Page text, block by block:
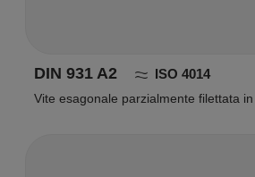
DIN 931 A2 ISO 4014
Vite esagonale parzialmente filettata